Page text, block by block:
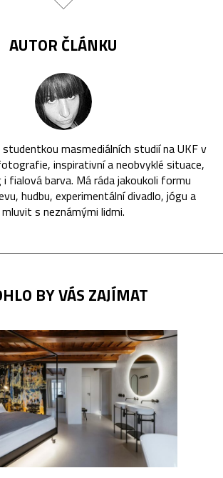
AUTOR ČLÁNKU
studentkou masmediálních studií na UKF v
inspirativní a neobvyklé situace,
i fialová barva. Má ráda jakoukoli formu
hudbu, experimentální divadlo, jógu a
mluvit s neznámými lidmi.
BY VÁS ZAJÍMAT